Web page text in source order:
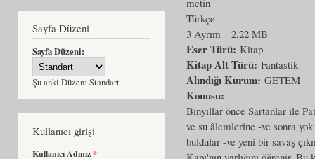
Sayfa Düzeni
Sayfa Düzeni:
Şu anki Düzen: Standart
Kullanıcı girişi
Kullanıcı Adınız*
Türkçe
3 Ayrım
2,22 MB
Eser Türü: Kitap
Kitap Alt Türü: Fantastik
Alındığı Kurum: GETEM
Konusu:
Binyıllar önce Sartanlar ile
ve su âlemlerine -ve sonra
buldular -ve yeni bir savaş